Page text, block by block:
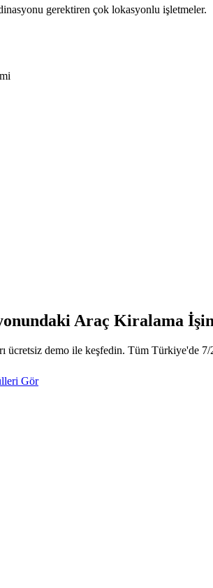
gerektiren çok lokasyonlu işletmeler.
Araç Kiralama
ücretsiz demo ile keşfedin. Tüm Türkiye'de 7/
Gör